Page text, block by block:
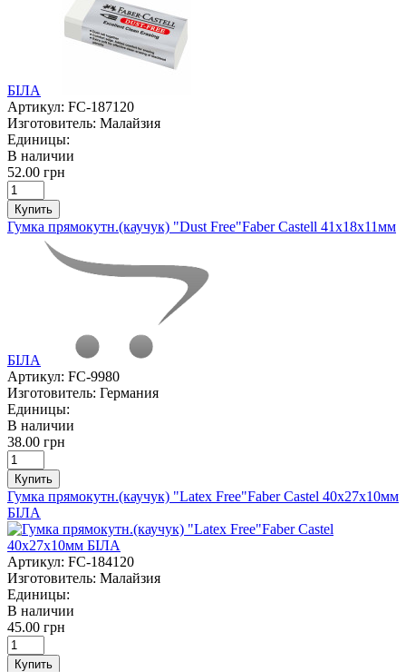
БІЛА
Артикул: FC-187120
Изготовитель: Малайзия
Единицы:
В наличии
52.00 грн
Купить
Гумка прямокутн.(каучук) "Dust Free"Faber Castell 41х18х11мм
БІЛА
Артикул: FC-9980
Изготовитель: Германия
Единицы:
В наличии
38.00 грн
Купить
Гумка прямокутн.(каучук) "Latex Free"Faber Castel 40х27х10мм
БІЛА
Артикул: FC-184120
Изготовитель: Малайзия
Единицы:
В наличии
45.00 грн
Купить